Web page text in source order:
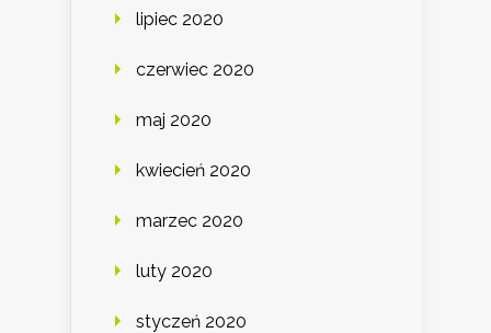
lipiec 2020
czerwiec 2020
maj 2020
kwiecień 2020
marzec 2020
luty 2020
styczeń 2020